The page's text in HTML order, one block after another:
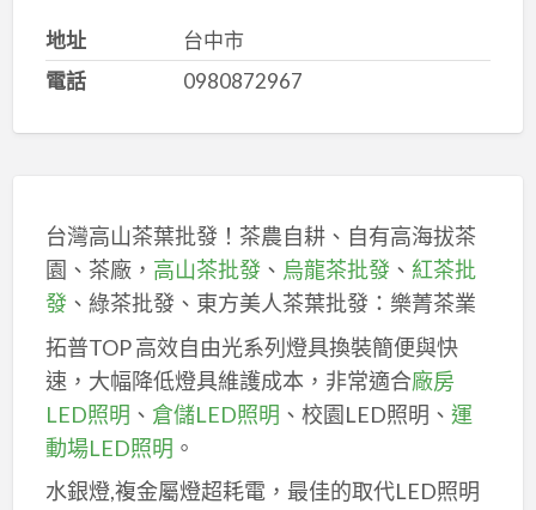
地址
台中市
電話
0980872967
台灣高山茶葉批發！茶農自耕、自有高海拔茶
園、茶廠， 高山茶批發、 烏龍茶批發、 紅茶批
發、綠茶批發、東方美人茶葉批發：樂菁茶業
拓普TOP 高效自由光系列燈具換裝簡便與快
速，大幅降低燈具維護成本，非常適合廠房
LED照明 、 倉儲LED照明 、校園LED照明、 運
動場LED照明 。
水銀燈,複金屬燈超耗電，最佳的取代LED照明